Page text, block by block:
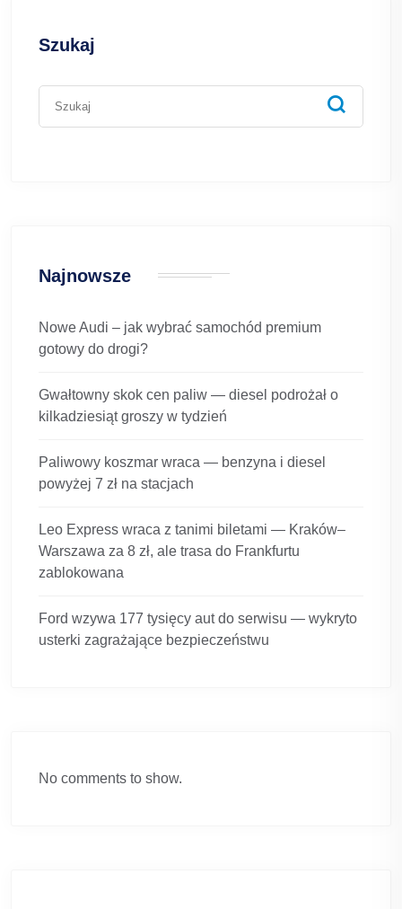
Szukaj
Najnowsze
Nowe Audi – jak wybrać samochód premium
gotowy do drogi?
Gwałtowny skok cen paliw — diesel podrożał o
kilkadziesiąt groszy w tydzień
Paliwowy koszmar wraca — benzyna i diesel
powyżej 7 zł na stacjach
Leo Express wraca z tanimi biletami — Kraków–
Warszawa za 8 zł, ale trasa do Frankfurtu
zablokowana
Ford wzywa 177 tysięcy aut do serwisu — wykryto
usterki zagrażające bezpieczeństwu
No comments to show.